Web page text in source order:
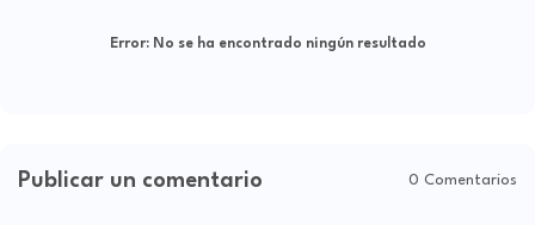
Error:No se ha encontrado ningún resultado
Publicar un comentario 0 Comentarios